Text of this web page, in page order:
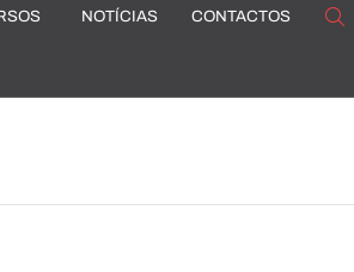
NOTÍCIAS CONTACTOS